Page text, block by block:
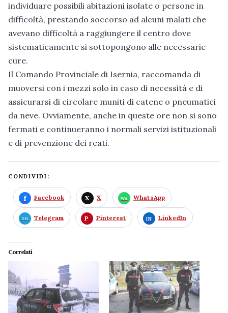
individuare possibili abitazioni isolate o persone in
difficoltà, prestando soccorso ad alcuni malati che
avevano difficoltà a raggiungere il centro dove
sistematicamente si sottopongono alle necessarie
cure.
Il Comando Provinciale di Isernia, raccomanda di
muoversi con i mezzi solo in caso di necessità e di
assicurarsi di circolare muniti di catene o pneumatici
da neve. Ovviamente, anche in queste ore non si sono
fermati e continueranno i normali servizi istituzionali
e di prevenzione dei reati.
CONDIVIDI:
Facebook X WhatsApp
Telegram Pinterest LinkedIn
Correlati